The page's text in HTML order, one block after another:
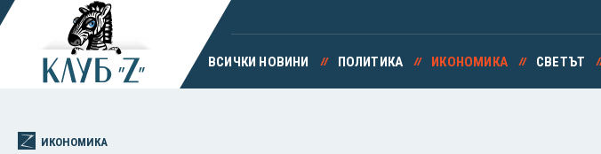
ВСИЧКИ НОВИНИ ПОЛИТИКА ИКОНОМИКА СВЕТЪТ
ИКОНОМИКА